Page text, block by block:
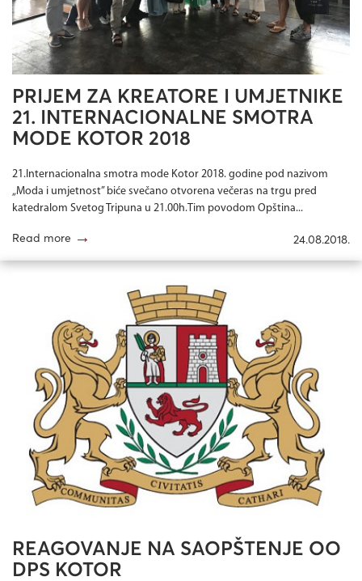
PRIJEM ZA KREATORE I UMJETNIKE
21. INTERNACIONALNE SMOTRA
MODE KOTOR 2018
21.Internacionalna smotra mode Kotor 2018. godine pod nazivom
„Moda i umjetnost” biće svečano otvorena večeras na trgu pred
katedralom Svetog Tripuna u 21.00h.Tim povodom Opština...
Read more → 24.08.2018.
REAGOVANJE NA SAOPŠTENJE OO
DPS KOTOR